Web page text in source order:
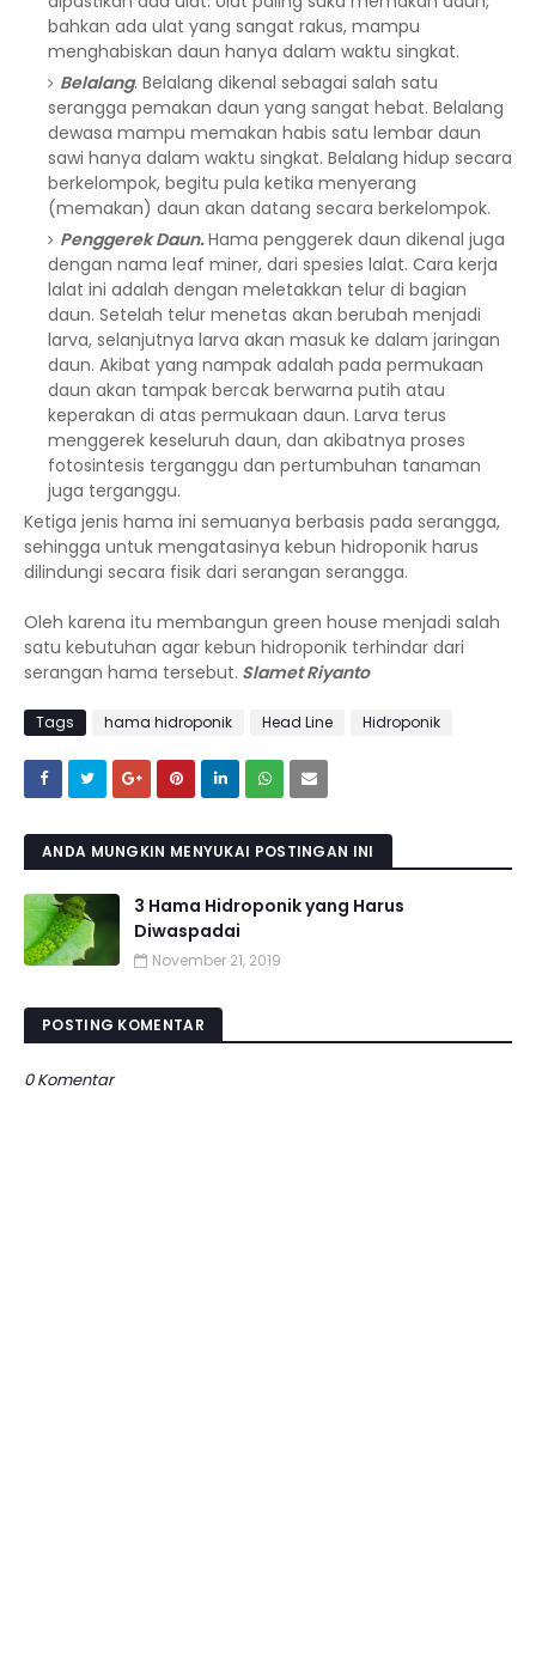
bahkan ada ulat yang sangat rakus, mampu
menghabiskan daun hanya dalam waktu singkat.
Belalang. Belalang dikenal sebagai salah satu
serangga pemakan daun yang sangat hebat. Belalang
dewasa mampu memakan habis satu lembar daun
sawi hanya dalam waktu singkat. Belalang hidup secara
berkelompok, begitu pula ketika menyerang
(memakan) daun akan datang secara berkelompok.
Penggerek Daun.Hama penggerek daun dikenal juga
dengan nama leaf miner, dari spesies lalat. Cara kerja
lalat ini adalah dengan meletakkan telur di bagian
daun. Setelah telur menetas akan berubah menjadi
larva, selanjutnya larva akan masuk ke dalam jaringan
daun. Akibat yang nampak adalah pada permukaan
daun akan tampak bercak berwarna putih atau
keperakan di atas permukaan daun. Larva terus
menggerek keseluruh daun, dan akibatnya proses
fotosintesis terganggu dan pertumbuhan tanaman
juga terganggu.
Ketiga jenis hama ini semuanya berbasis pada serangga,
sehingga untuk mengatasinya kebun hidroponik harus
dilindungi secara fisik dari serangan serangga.
Oleh karena itu membangun green house menjadi salah
satu kebutuhan agar kebun hidroponik terhindar dari
serangan hama tersebut. Slamet Riyanto
Tags hama hidroponik Head Line Hidroponik
ANDA MUNGKIN MENYUKAI POSTINGAN INI
3 Hama Hidroponik yang Harus
Diwaspadai
November 21, 2019
POSTING KOMENTAR
0 Komentar